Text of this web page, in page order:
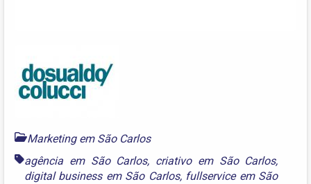
Marketing em São Carlos
agência em São Carlos, criativo em São Carlos,
digital business em São Carlos, fullservice em São